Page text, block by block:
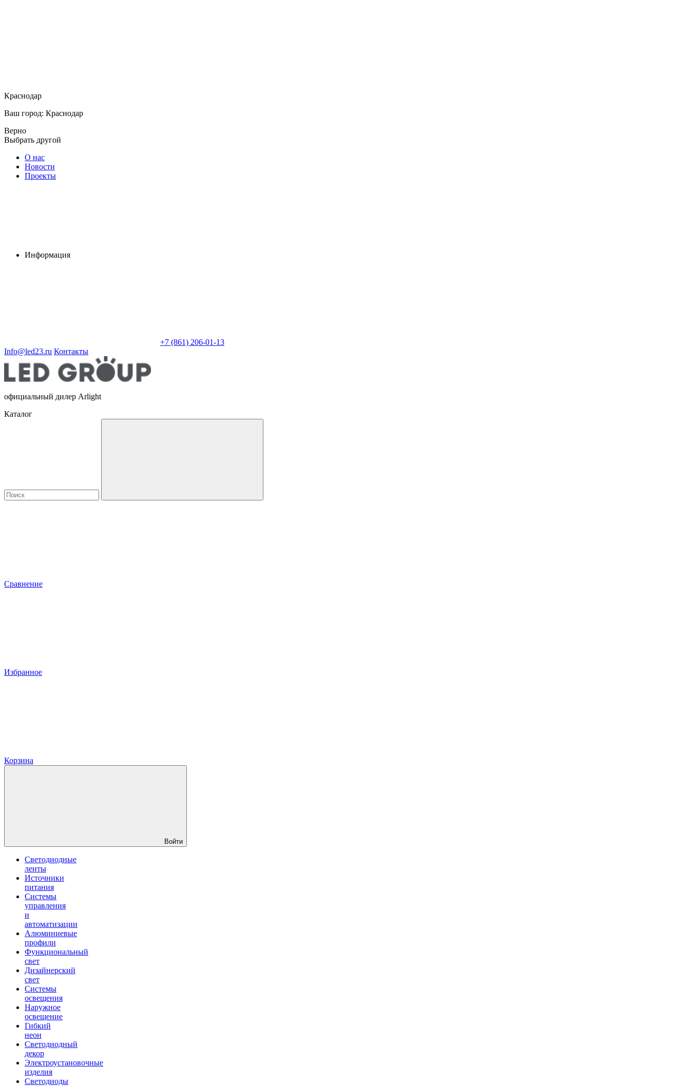
Краснодар
Ваш город: Краснодар
Верно
Выбрать другой
О нас
Новости
Проекты
Информация
+7 (861) 206-01-13
Info@led23.ru Контакты
официальный дилер Arlight
Каталог
Сравнение
Избранное
Корзина
Войти
Светодиодные
ленты
Источники
питания
Системы
управления
и
автоматизации
Алюминиевые
профили
Функциональный
свет
Дизайнерский
свет
Системы
освещения
Наружное
освещение
Гибкий
неон
Светодиодный
декор
Электроустановочные
изделия
Светодиоды